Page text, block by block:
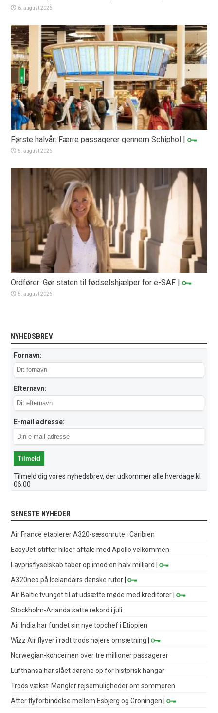
6. august 2026
Første halvår: Færre passagerer gennem Schiphol |
5. august 2026
Ordfører: Gør staten til fødselshjælper for e-SAF |
5. august 2026
NYHEDSBREV
Fornavn:
Efternavn:
E-mail adresse:
Tilmeld dig vores nyhedsbrev, der udkommer alle hverdage kl.
06:00
SENESTE NYHEDER
Air France etablerer A320-sæsonrute i Caribien
EasyJet-stifter hilser aftale med Apollo velkommen
Lavprisflyselskab taber op imod en halv milliard
|
A320neo på Icelandairs danske ruter |
Air Baltic tvunget til at udsætte møde med kreditorer |
Stockholm-Arlanda satte rekord i juli
Air India har fundet sin nye topchef i Etiopien
Wizz Air flyver i rødt trods højere omsætning |
Norwegian-koncernen over tre millioner passagerer
Lufthansa har slået dørene op for historisk hangar
Trods vækst: Mangler rejsemuligheder om sommeren
Atter flyforbindelse mellem Esbjerg og Groningen |